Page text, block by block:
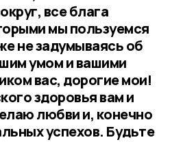
все блага
мы пользуемся
не задумываясь об
умом и вашими
вас, дорогие мои!
здоровья вам и
любви и, конечно
успехов. Будьте